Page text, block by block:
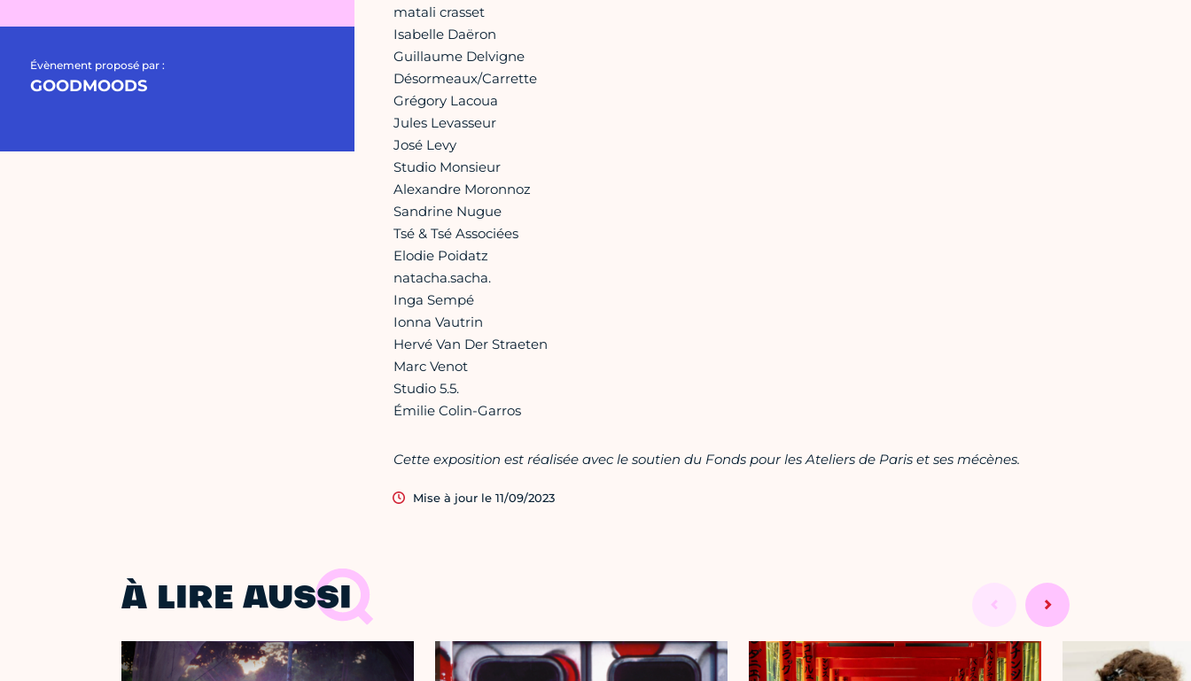
Évènement proposé par :
GOODMOODS
matali crasset
Isabelle Daëron
Guillaume Delvigne
Désormeaux/Carrette
Grégory Lacoua
Jules Levasseur
José Levy
Studio Monsieur
Alexandre Moronnoz
Sandrine Nugue
Tsé & Tsé Associées
Elodie Poidatz
natacha.sacha.
Inga Sempé
Ionna Vautrin
Hervé Van Der Straeten
Marc Venot
Studio 5.5.
Émilie Colin-Garros
Cette exposition est réalisée avec le soutien du Fonds pour les Ateliers de Paris et ses mécènes.
Mise à jour le 11/09/2023
À LIRE AUSSI